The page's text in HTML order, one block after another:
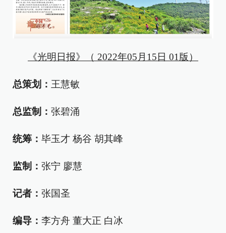
《光明日报》（ 2022年05月15日 01版）
总策划： 王慧敏
总监制： 张碧涌
统筹： 毕玉才 杨谷 胡其峰
监制： 张宁 廖慧
记者： 张国圣
编导： 李方舟 董大正 白冰